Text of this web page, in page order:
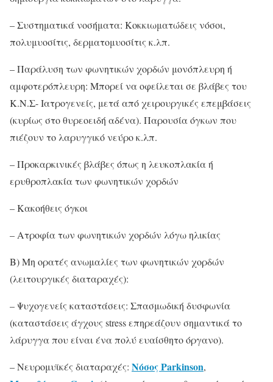
– Συστηματικά νοσήματα: Κοκκιωματώδεις νόσοι,
πολυμυοσίτις, δερματομυοσίτις κ.λπ.
– Παράλυση των φωνητικών χορδών μονόπλευρη ή
αμφοτερόπλευρη: Μπορεί να οφείλεται σε βλάβες του
Κ.Ν.Σ- Ιατρογενείς, μετά από χειρουργικές επεμβάσεις
(κυρίως στο θυρεοειδή αδένα). Παρουσία όγκων που
πιέζουν το λαρυγγικό νεύρο κ.λπ.
– Προκαρκινικές βλάβες όπως η λευκοπλακία ή
ερυθροπλακία των φωνητικών χορδών
– Κακοήθεις όγκοι
– Ατροφία των φωνητικών χορδών λόγω ηλικίας
Β) Μη ορατές ανωμαλίες των φωνητικών χορδών
(λειτουργικές διαταραχές):
– Ψυχογενείς καταστάσεις: Σπασμωδική δυσφωνία
(καταστάσεις άγχους stress επηρεάζουν σημαντικά το
λάρυγγα που είναι ένα πολύ ευαίσθητο όργανο).
– Νευρομυϊκές διαταραχές: Nόσος Parkinson,